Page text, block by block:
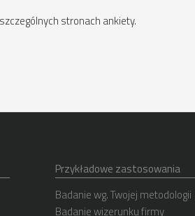
stronach ankiety.
Przykładowe zastosowania
Badanie wg. Twojej metodologii
Badanie wizerunku firmy